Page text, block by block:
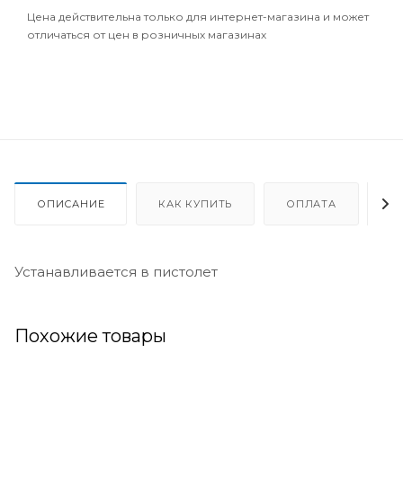
Цена действительна только для интернет-магазина и может
отличаться от цен в розничных магазинах
ОПИСАНИЕ КАК КУПИТЬ ОПЛАТА
Устанавливается в пистолет
Похожие товары